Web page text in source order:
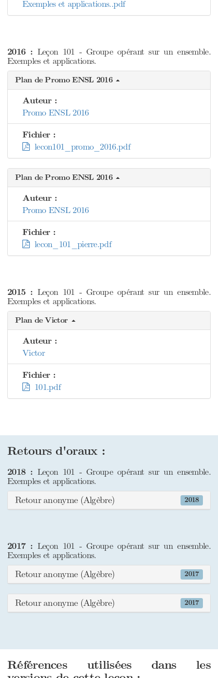
Exemples et applications..pdf
2016 : Leçon 101 - Groupe opérant sur un ensemble.
Exemples et applications.
Plan de Promo ENSL 2016
Auteur :
Promo ENSL 2016
Fichier :
lecon101_promo_2016.pdf
Plan de Promo ENSL 2016
Auteur :
Promo ENSL 2016
Fichier :
lecon_101_pierre.pdf
2015 : Leçon 101 - Groupe opérant sur un ensemble.
Exemples et applications.
Plan de Victor
Auteur :
Victor
Fichier :
101.pdf
Retours d'oraux :
2018 : Leçon 101 - Groupe opérant sur un ensemble.
Exemples et applications.
2018
Retour anonyme (Algèbre)
2017 : Leçon 101 - Groupe opérant sur un ensemble.
Exemples et applications.
2017
Retour anonyme (Algèbre)
2017
Retour anonyme (Algèbre)
Références utilisées dans les